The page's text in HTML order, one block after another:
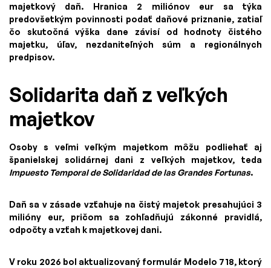
majetkový daň. Hranica 2 miliónov eur sa týka
predovšetkým povinnosti podať daňové priznanie, zatiaľ
čo skutočná výška dane závisí od hodnoty čistého
majetku, úľav, nezdaniteľných súm a regionálnych
predpisov.
Solidarita daň z veľkých
majetkov
Osoby s veľmi veľkým majetkom môžu podliehať aj
španielskej solidárnej dani z veľkých majetkov, teda
Impuesto Temporal de Solidaridad de las Grandes Fortunas.
Daň sa v zásade vzťahuje na čistý majetok presahujúci 3
milióny eur, pričom sa zohľadňujú zákonné pravidlá,
odpočty a vzťah k majetkovej dani.
V roku 2026 bol aktualizovaný formulár Modelo 718, ktorý